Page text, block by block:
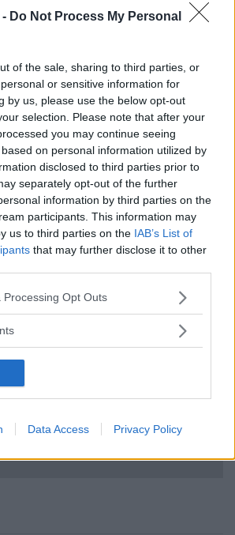
- Do Not Process My Personal
of the sale, sharing to third parties, or
or sensitive information for
by us, please use the below opt-out
selection. Please note that after your
you may continue seeing
on personal information utilized by
disclosed to third parties prior to
separately opt-out of the further
information by third parties on the
participants. This information may
us to third parties on the IAB’s List of
that may further disclose it to other
website/app uses one or more Google
or usage behaviour. You may click to
specified purposes in below Google
Processing Opt Outs
Data Access Privacy Policy
per scrivere una recensione
sei ancora iscritta a
MammacheTest?
ISCRIVITI
ACCEDI